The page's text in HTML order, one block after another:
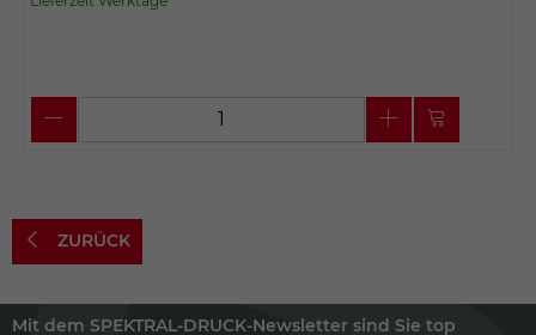
ZURÜCK
Mit dem SPEKTRAL-DRUCK-Newsletter sind Sie top